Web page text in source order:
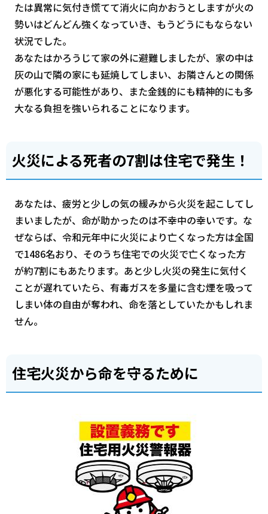
たは異常に気付き慌てて消火に向かおうとしますが火の
勢いはどんどん強くなっていき、もうどうにもならない
状況でした。
あなたはかろうじて家の外に避難しましたが、家の中は
灰の山で隣の家にも延焼してしまい、お隣さんとの関係
が悪化する可能性があり、また金銭的にも精神的にも多
大なる負担を強いられることになります。
火災による死者の7割は住宅で発生！
あなたは、疲労と少しの気の緩みから火災を起こしてし
まいましたが、命が助かったのは不幸中の幸いです。な
ぜならば、令和元年中に火災により亡くなった方は全国
で1486名おり、そのうち住宅での火災で亡くなった方
が約7割にもあたります。あと少し火災の発生に気付く
ことが遅れていたら、有毒ガスを多量に含む煙を吸って
しまい体の自由が奪われ、命を落としていたかもしれま
せん。
住宅火災から命を守るために